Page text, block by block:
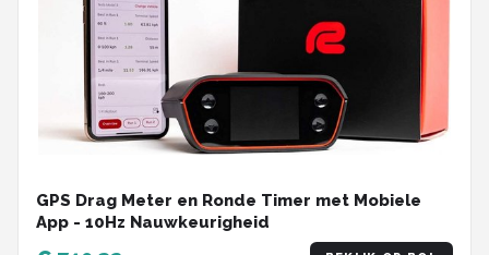
GPS Drag Meter en Ronde Timer met Mobiele
App - 10Hz Nauwkeurigheid